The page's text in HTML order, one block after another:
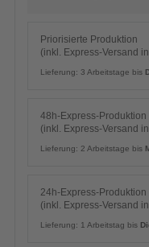
Priorisierte Produktion
(inkl. Express-Versand
Lieferung: 3 Arbeitstage bis
48h-Express-Produktion
(inkl. Express-Versand
Lieferung: 2 Arbeitstage bis
24h-Express-Produktion
(inkl. Express-Versand
Lieferung: 1 Arbeitstag bis